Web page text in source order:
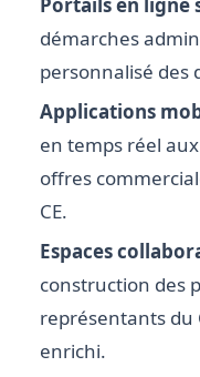
démarches
personnalisé des
Applications
en temps réel
offres
CE.
Espaces
construction des
représentants du
enrichi.